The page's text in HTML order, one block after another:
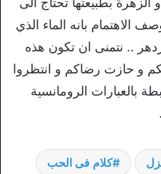
الاهتمام بانه الماء الذي
.. نتمنى ان تكون هذه
و حازت رضاكم و انتظروا
بالعبارات الرومانسية
كلام فى الحب